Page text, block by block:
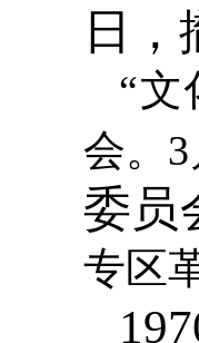
日
“文
会。3
委员
专区